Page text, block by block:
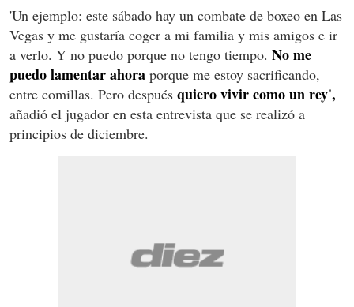
'Un ejemplo: este sábado hay un combate de boxeo en Las
Vegas y me gustaría coger a mi familia y mis amigos e ir
a verlo. Y no puedo porque no tengo tiempo. No me
puedo lamentar ahora porque me estoy sacrificando,
entre comillas. Pero después quiero vivir como un rey',
añadió el jugador en esta entrevista que se realizó a
principios de diciembre.